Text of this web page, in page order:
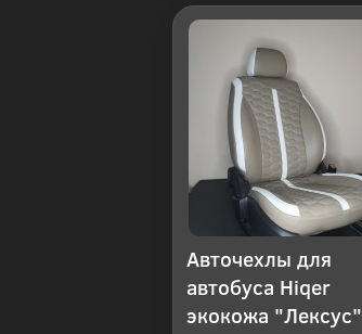
Авточехлы для
автобуса Hiqer
экокожа "Лексус"